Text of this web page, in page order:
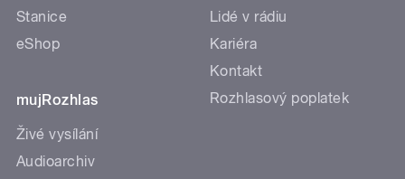
Stanice
eShop
mujRozhlas
Živé vysílání
Audioarchiv
Lidé v rádiu
Kariéra
Kontakt
Rozhlasový poplatek